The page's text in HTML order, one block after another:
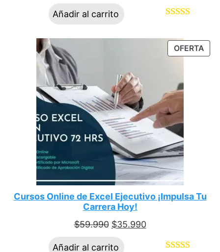
con5.00
5 en base a
de clientes
Añadir al carrito
OFERTA
Cursos Online de Excel Ejecutivo ¡Impulsa Tu
Carrera Hoy!
$59.990 $35.990
Añadir al carrito